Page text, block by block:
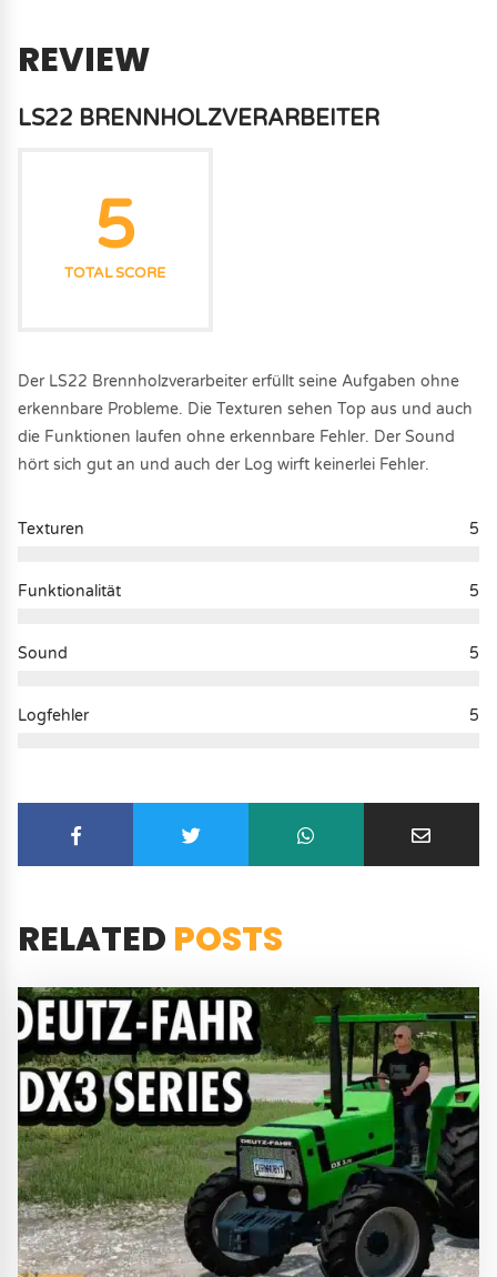
REVIEW
LS22 BRENNHOLZVERARBEITER
5
TOTAL SCORE
Der LS22 Brennholzverarbeiter erfüllt seine Aufgaben ohne
erkennbare Probleme. Die Texturen sehen Top aus und auch
die Funktionen laufen ohne erkennbare Fehler. Der Sound
hört sich gut an und auch der Log wirft keinerlei Fehler.
Texturen 5
Funktionalität 5
Sound 5
Logfehler 5
RELATED POSTS